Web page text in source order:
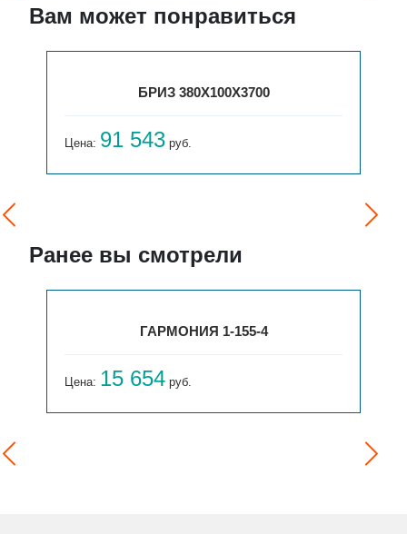
Вам может понравиться
БРИЗ 380Х100Х3700
Цена: 91 543 руб.
Ранее вы смотрели
ГАРМОНИЯ 1-155-4
Цена: 15 654 руб.